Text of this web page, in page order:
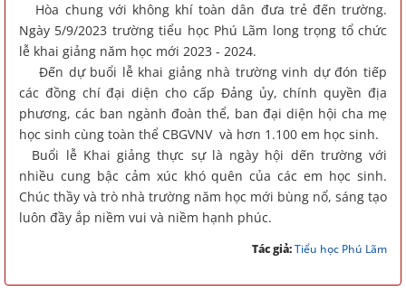
Hòa chung với không khí toàn dân đưa trẻ đến trường.
Ngày 5/9/2023 trường tiểu học Phú Lãm long trọng tổ chức
lễ khai giảng năm học mới 2023 - 2024.
Đến dự buổi lễ khai giảng nhà trường vinh dự đón tiếp
các đồng chí đại diện cho cấp Đảng ủy, chính quyền địa
phương, các ban ngành đoàn thể, ban đại diện hội cha mẹ
học sinh cùng toàn thể CBGVNV và hơn 1.100 em học sinh.
Buổi lễ Khai giảng thực sự là ngày hội dến trường với
nhiều cung bậc cảm xúc khó quên của các em học sinh.
Chúc thầy và trò nhà trường năm học mới bùng nổ, sáng tạo
luôn đầy ắp niềm vui và niềm hạnh phúc.
Tác giả:Tiểu học Phú Lãm